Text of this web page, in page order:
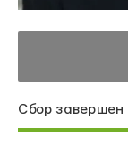
Сбор завершен